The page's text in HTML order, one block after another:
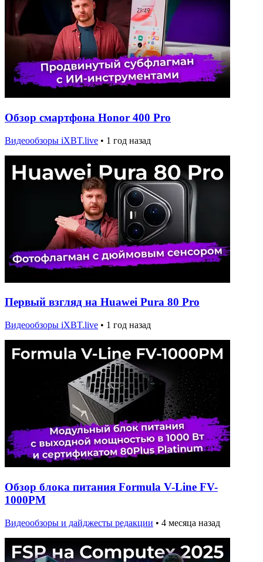
Обзор смартфона Honor 400 Pro
Видеообзоры iXBT.live • 1 год назад
Первый взгляд на Huawei Pura 80 Pro
Видеообзоры iXBT.live • 1 год назад
Обзор блока питания Formula V-Line FV-
1000PM
Видеообзоры и дайджесты редакции • 4 месяца назад